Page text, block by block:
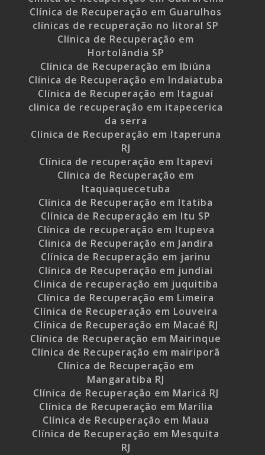
Clínica de Recuperação em Guarulhos
clínicas de recuperação no litoral SP
Clínica de Recuperação em
Hortolândia SP
Clínica de Recuperação em Ibiúna
Clínica de Recuperação em Indaiatuba
Clínica de Recuperação em Itaguaí
clinica de recuperação em itapecerica
da serra
Clínica de Recuperação em Itaperuna
RJ
Clínica de recuperação em Itapevi
Clínica de Recuperação em
Itaquaquecetuba
Clínica de Recuperação em Itatiba
Clínica de Recuperação em Itu SP
Clínica de recuperação em Itupeva
Clinica de Recuperação em Jandira
Clínica de Recuperação em jarinu
Clínica de Recuperação em jundiai
Clinica de recuperação em juquitiba
Clínica de Recuperação em Limeira
Clínica de Recuperação em Louveira
Clínica de Recuperação em Macaé RJ
Clínica de Recuperação em Mairinque
Clínica de Recuperação em mairiporã
Clínica de Recuperação em
Mangaratiba RJ
Clínica de Recuperação em Maricá RJ
Clínica de Recuperação em Marília
Clínica de Recuperação em Maua
Clínica de Recuperação em Mesquita
RJ